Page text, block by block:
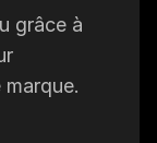
grâce à